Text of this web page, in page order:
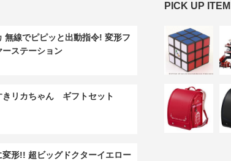
無線でピピッと出動指令! 変形フ
ーステーション
きリカちゃん ギフトセット
変形!! 超ビッグドクターイエロー
PICK UP ITEM